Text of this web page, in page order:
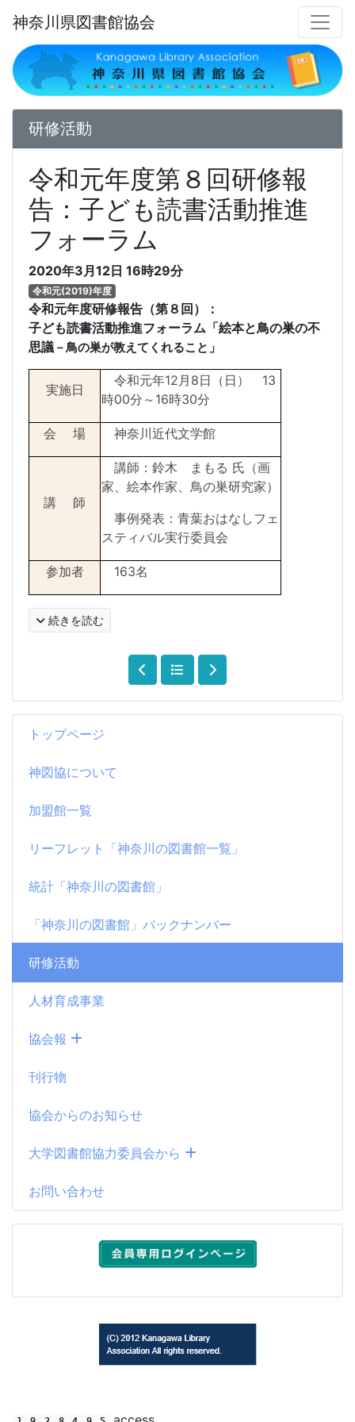
神奈川県図書館協会
トップページ
神図協について
加盟館一覧
リーフレット「神奈川の図書館一覧」
統計「神奈川の図書館」
「神奈川の図書館」バックナンバー
研修活動
人材育成事業
協会報
刊行物
協会からのお知らせ
大学図書館協力委員会から
お問い合わせ
研修活動
令和元年度第８回研修報
告：子ども読書活動推進
フォーラム
2020年3月12日 16時29分
令和元(2019)年度
令和元年度研修報告（第８回）：
子ども読書活動推進フォーラム「絵本と鳥の巣の不
思議 －鳥の巣が教えてくれること 」
実施日
令和元年12 月 8日（日） 13
時00分～ 16時30分
会 場 神奈川近代文学館
講 師
講師：鈴木 まもる 氏（画
家、絵本作家、鳥の巣研究家）
事例発表：青葉おはなしフェ
スティバル実行委員会
参加者 163名
続きを読む